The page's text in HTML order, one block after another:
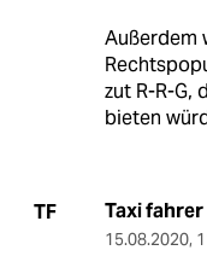
Außerdem
zut R-R-G,
bieten
TF Taxi fahrer
15.08.2020,